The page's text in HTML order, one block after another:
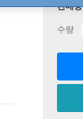
판매중
수량